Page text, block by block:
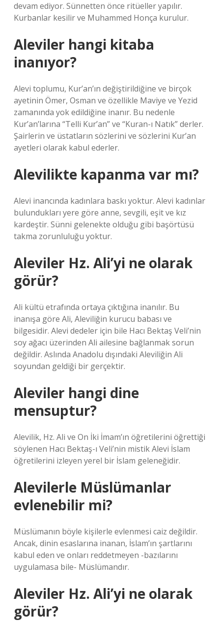
devam ediyor. Sünnetten önce ritüeller yapılır.
Kurbanlar kesilir ve Muhammed Honça kurulur.
Aleviler hangi kitaba
inanıyor?
Alevi toplumu, Kur’an’ın değiştirildiğine ve birçok
ayetinin Ömer, Osman ve özellikle Maviye ve Yezid
zamanında yok edildiğine inanır. Bu nedenle
Kur’an’larına “Telli Kur’an” ve “Kuran-ı Natık” derler.
Şairlerin ve üstatların sözlerini ve sözlerini Kur’an
ayetleri olarak kabul ederler.
Alevilikte kapanma var mı?
Alevi inancında kadınlara baskı yoktur. Alevi kadınlar
bulundukları yere göre anne, sevgili, eşit ve kız
kardeştir. Sünni gelenekte olduğu gibi başörtüsü
takma zorunluluğu yoktur.
Aleviler Hz. Ali’yi ne olarak
görür?
Ali kültü etrafında ortaya çıktığına inanılır. Bu
inanışa göre Ali, Aleviliğin kurucu babası ve
bilgesidir. Alevi dedeler için bile Hacı Bektaş Veli’nin
soy ağacı üzerinden Ali ailesine bağlanmak sorun
değildir. Aslında Anadolu dışındaki Aleviliğin Ali
soyundan geldiği bir gerçektir.
Aleviler hangi dine
mensuptur?
Alevilik, Hz. Ali ve On İki İmam’ın öğretilerini öğrettiği
söylenen Hacı Bektaş-ı Veli’nin mistik Alevi İslam
öğretilerini izleyen yerel bir İslam geleneğidir.
Alevilerle Müslümanlar
evlenebilir mi?
Müslümanın böyle kişilerle evlenmesi caiz değildir.
Ancak, dinin esaslarına inanan, İslam’ın şartlarını
kabul eden ve onları reddetmeyen -bazılarını
uygulamasa bile- Müslümandır.
Aleviler Hz. Ali’yi ne olarak
görür?